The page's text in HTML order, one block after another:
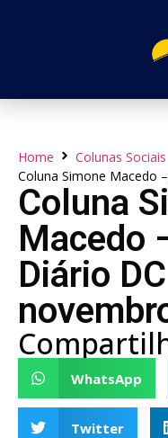
Home
Colunas Sociais
Coluna Simone Macedo
Coluna
Macedo
Diário
WhatsApp
Twitter